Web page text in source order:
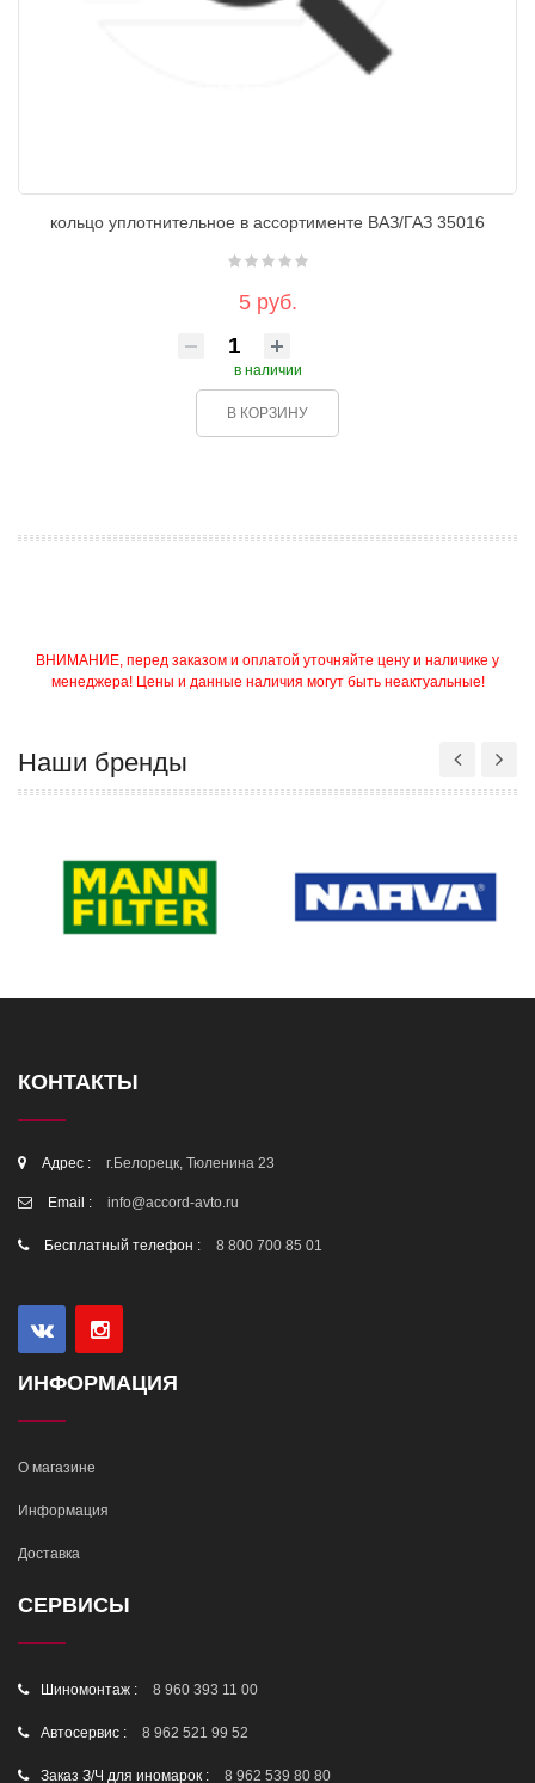
кольцо уплотнительное в ассортименте ВАЗ/ГАЗ 35016
5 руб.
в наличии
В КОРЗИНУ
ВНИМАНИЕ, перед заказом и оплатой уточняйте цену и наличике у
менеджера! Цены и данные наличия могут быть неактуальные!
Наши бренды
КОНТАКТЫ
Адрес : г.Белорецк, Тюленина 23
Email : info@accord-avto.ru
Бесплатный телефон : 8 800 700 85 01
ИНФОРМАЦИЯ
О магазине
Информация
Доставка
СЕРВИСЫ
Шиномонтаж : 8 960 393 11 00
Автосервис : 8 962 521 99 52
Заказ З/Ч для иномарок : 8 962 539 80 80